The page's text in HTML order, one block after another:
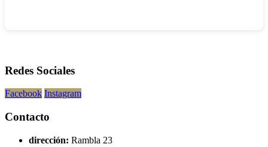
Redes Sociales
Facebook Instagram
Contacto
dirección: Rambla 23